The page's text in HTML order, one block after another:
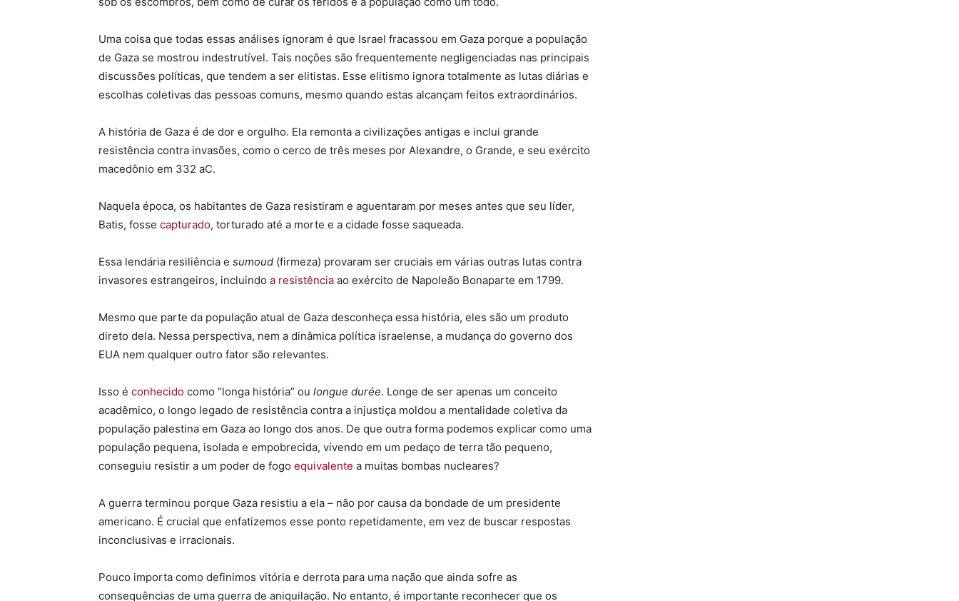
Uma coisa que todas essas análises ignoram é que Israel fracassou em Gaza porque a população
de Gaza se mostrou indestrutível. Tais noções são frequentemente negligenciadas nas principais
discussões políticas, que tendem a ser elitistas. Esse elitismo ignora totalmente as lutas diárias e
escolhas coletivas das pessoas comuns, mesmo quando estas alcançam feitos extraordinários.
A história de Gaza é de dor e orgulho. Ela remonta a civilizações antigas e inclui grande
resistência contra invasões, como o cerco de três meses por Alexandre, o Grande, e seu exército
macedônio em 332 aC.
Naquela época, os habitantes de Gaza resistiram e aguentaram por meses antes que seu líder,
Batis, fosse capturado, torturado até a morte e a cidade fosse saqueada.
Essa lendária resiliência e sumoud (firmeza) provaram ser cruciais em várias outras lutas contra
invasores estrangeiros, incluindo a resistência ao exército de Napoleão Bonaparte em 1799.
Mesmo que parte da população atual de Gaza desconheça essa história, eles são um produto
direto dela. Nessa perspectiva, nem a dinâmica política israelense, a mudança do governo dos
EUA nem qualquer outro fator são relevantes.
Isso é conhecido como “longa história” ou longue durée. Longe de ser apenas um conceito
acadêmico, o longo legado de resistência contra a injustiça moldou a mentalidade coletiva da
população palestina em Gaza ao longo dos anos. De que outra forma podemos explicar como uma
população pequena, isolada e empobrecida, vivendo em um pedaço de terra tão pequeno,
conseguiu resistir a um poder de fogo equivalente a muitas bombas nucleares?
A guerra terminou porque Gaza resistiu a ela – não por causa da bondade de um presidente
americano. É crucial que enfatizemos esse ponto repetidamente, em vez de buscar respostas
inconclusivas e irracionais.
Pouco importa como definimos vitória e derrota para uma nação que ainda sofre as
consequências de uma guerra de aniquilação. No entanto, é importante reconhecer que os